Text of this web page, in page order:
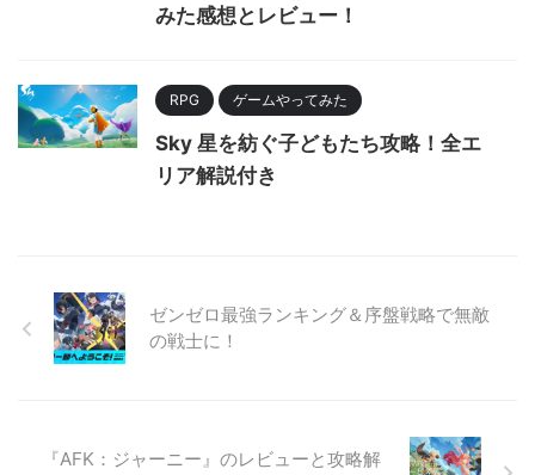
みた感想とレビュー！
RPG ゲームやってみた
Sky 星を紡ぐ子どもたち攻略！全エ
リア解説付き
ゼンゼロ最強ランキング＆序盤戦略で無敵
の戦士に！
『AFK：ジャーニー』のレビューと攻略解